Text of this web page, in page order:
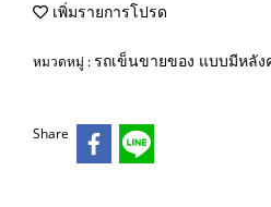
เพิ่มรายการโปรด
หมวดหมู่ :รถเข็นขายของ แบบมีหลัง
Share